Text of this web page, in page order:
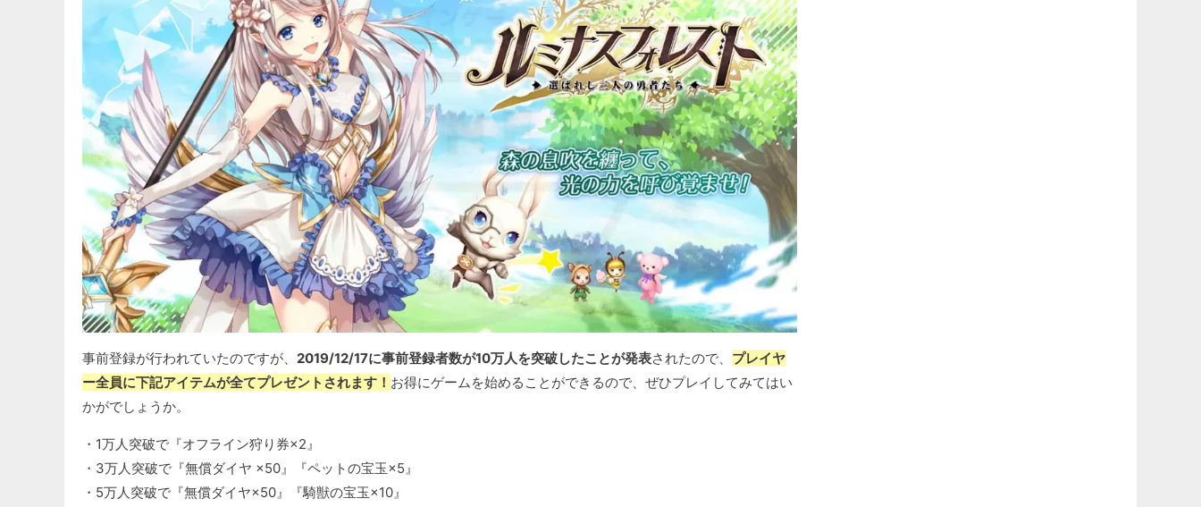
事前登録が行われていたのですが、 2019/12/17に事前登録者数が10万人を突破したことが発表されたので、 プレイヤ
ー全員に下記アイテムが全てプレゼントされます！ お得にゲームを始めることができるので、ぜひプレイしてみてはい
かがでしょうか。
・1万人突破で『オフライン狩り券×2』
・3万人突破で『無償ダイヤ ×50』『ペットの宝玉×5』
・5万人突破で『無償ダイヤ×50』『騎獣の宝玉×10』